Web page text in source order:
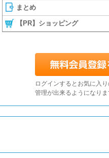
まとめ
【PR】ショッピング
ログインするとお気に入
管理が出来るようになりま